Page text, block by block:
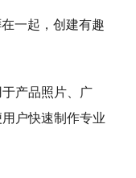
一起，创建有趣
产品照片、广
户快速制作专业